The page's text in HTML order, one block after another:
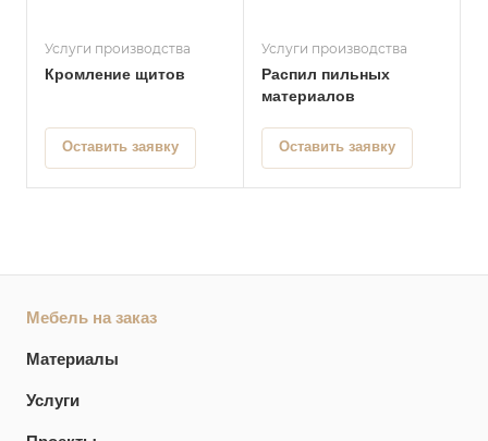
Услуги производства
Кромление щитов
Оставить заявку
Услуги производства
Распил пильных
материалов
Оставить заявку
Мебель на заказ
Материалы
Услуги